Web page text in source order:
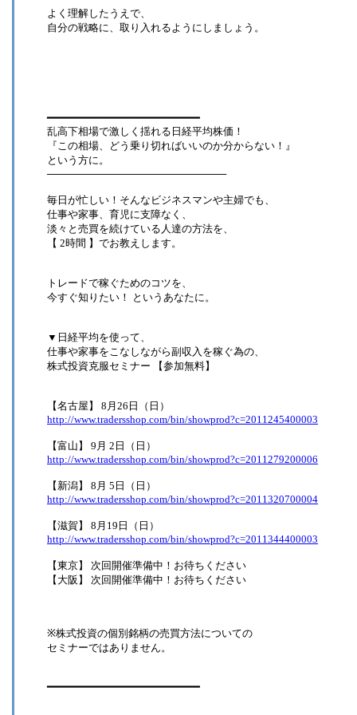
よく理解したうえで、
自分の戦略に、取り入れるようにしましょう。
━━━━━━━━━━━━━━━━━━━━━━━━
乱高下相場で激しく揺れる日経平均株価！
『この相場、どう乗り切ればいいのか分からない！』
という方に。
─────────────────────────
毎日が忙しい！そんなビジネスマンや主婦でも、
仕事や家事、育児に支障なく、
淡々と売買を続けている人達の方法を、
【 2時間 】でお教えします。
トレードで稼ぐためのコツを、
今すぐ知りたい！ というあなたに。
▼日経平均を使って、
仕事や家事をこなしながら副収入を稼ぐ為の、
株式投資克服セミナー 【参加無料】
【名古屋】 8月26日（日）
http://www.tradersshop.com/bin/showprod?c=2011245400003
【富山】 9月 2日（日）
http://www.tradersshop.com/bin/showprod?c=2011279200006
【新潟】 8月 5日（日）
http://www.tradersshop.com/bin/showprod?c=2011320700004
【滋賀】 8月19日（日）
http://www.tradersshop.com/bin/showprod?c=2011344400003
【東京】 次回開催準備中！お待ちください
【大阪】 次回開催準備中！お待ちください
※株式投資の個別銘柄の売買方法についての
セミナーではありません。
━━━━━━━━━━━━━━━━━━━━━━━━